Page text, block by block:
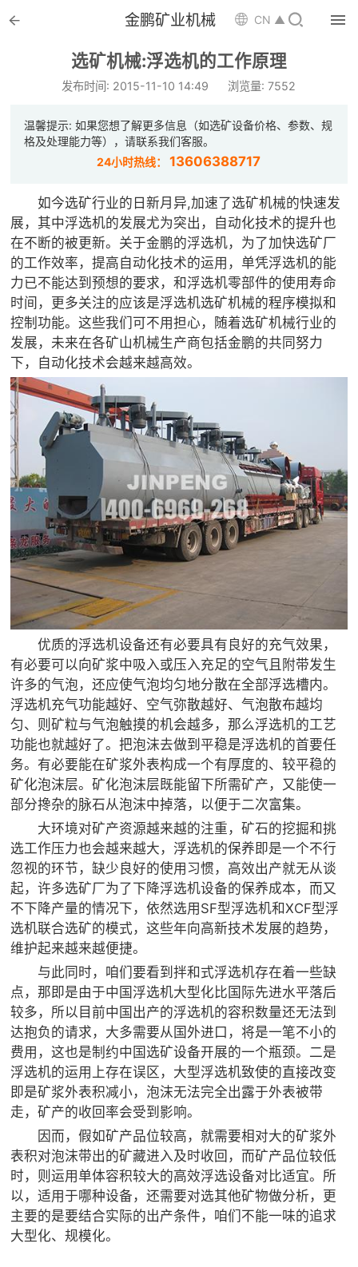
 金鹏矿业机械 CN ▲ 
选矿机械:浮选机的工作原理
发布时间: 2015-11-10 14:49 浏览量: 7552
温馨提示: 如果您想了解更多信息（如选矿设备价格、参数、规
格及处理能力等），请联系我们客服。
24小时热线：13606388717
如今选矿行业的日新月异,加速了选矿机械的快速发
展，其中浮选机的发展尤为突出，自动化技术的提升也
在不断的被更新。关于金鹏的浮选机，为了加快选矿厂
的工作效率，提高自动化技术的运用，单凭浮选机的能
力已不能达到预想的要求，和浮选机零部件的使用寿命
时间，更多关注的应该是浮选机选矿机械的程序模拟和
控制功能。这些我们可不用担心，随着选矿机械行业的
发展，未来在各矿山机械生产商包括金鹏的共同努力
下，自动化技术会越来越高效。
优质的浮选机设备还有必要具有良好的充气效果，
有必要可以向矿浆中吸入或压入充足的空气且附带发生
许多的气泡，还应使气泡均匀地分散在全部浮选槽内。
浮选机充气功能越好、空气弥散越好、气泡散布越均
匀、则矿粒与气泡触摸的机会越多，那么浮选机的工艺
功能也就越好了。把泡沫去做到平稳是浮选机的首要任
务。有必要能在矿浆外表构成一个有厚度的、较平稳的
矿化泡沫层。矿化泡沫层既能留下所需矿产，又能使一
部分搀杂的脉石从泡沫中掉落，以便于二次富集。
大环境对矿产资源越来越的注重，矿石的挖掘和挑
选工作压力也会越来越大，浮选机的保养即是一个不行
忽视的环节，缺少良好的使用习惯，高效出产就无从谈
起，许多选矿厂为了下降浮选机设备的保养成本，而又
不下降产量的情况下，依然选用SF型浮选机和XCF型浮
选机联合选矿的模式，这些年向高新技术发展的趋势，
维护起来越来越便捷。
与此同时，咱们要看到拌和式浮选机存在着一些缺
点，那即是由于中国浮选机大型化比国际先进水平落后
较多，所以目前中国出产的浮选机的容积数量还无法到
达抱负的请求，大多需要从国外进口，将是一笔不小的
费用，这也是制约中国选矿设备开展的一个瓶颈。二是
浮选机的运用上存在误区，大型浮选机致使的直接改变
即是矿浆外表积减小，泡沫无法完全出露于外表被带
走，矿产的收回率会受到影响。
因而，假如矿产品位较高，就需要相对大的矿浆外
表积对泡沫带出的矿藏进入及时收回，而矿产品位较低
时，则运用单体容积较大的高效浮选设备对比适宜。所
以，适用于哪种设备，还需要对选其他矿物做分析，更
主要的是要结合实际的出产条件，咱们不能一味的追求
大型化、规模化。
 首页
 选矿设备
 配件耗材

 选矿总包
 案例中心
 服务体系
 新闻中心
 关于金鹏
发展历程
企业文化
专家团队